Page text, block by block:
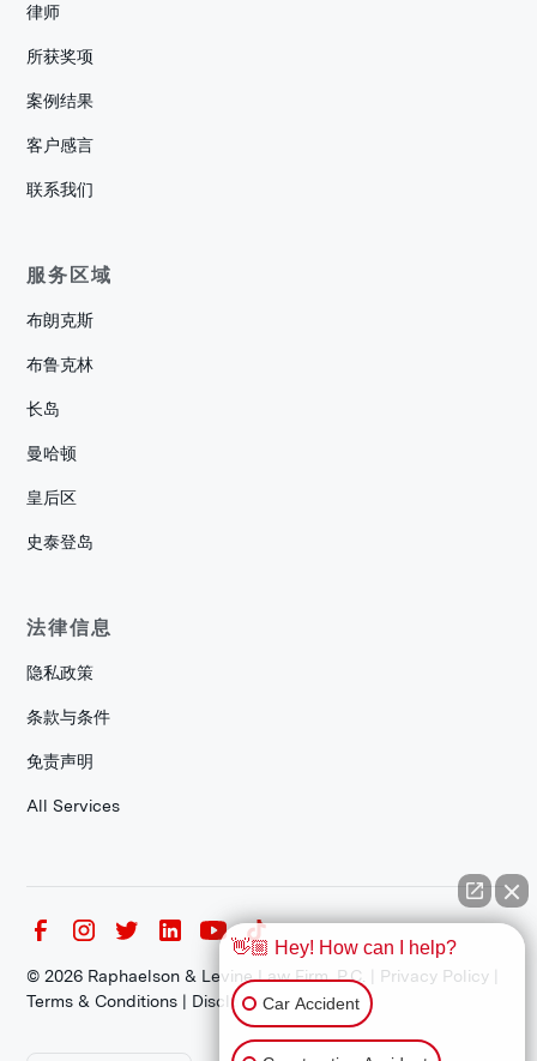
律师
所获奖项
案例结果
客户感言
联系我们
服务区域
布朗克斯
布鲁克林
长岛
曼哈顿
皇后区
史泰登岛
法律信息
隐私政策
条款与条件
免责声明
All Services
©2026 Raphaelson & Levine Law Firm, P.C. | Privacy Policy
Terms & Conditions | Disclaimer
👋🏼 Hey! How can I help?
Car Accident